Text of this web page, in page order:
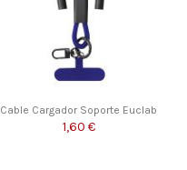
Cable Cargador Soporte Euclab
1,60 €